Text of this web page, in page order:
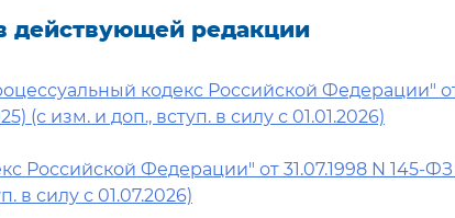
действующей редакции
кодекс Российской Федерации"
(с изм. и доп., вступ. в силу с 01.01.2026)
Российской Федерации" от 31.07.1998 N 145-ФЗ
в силу с 01.07.2026)